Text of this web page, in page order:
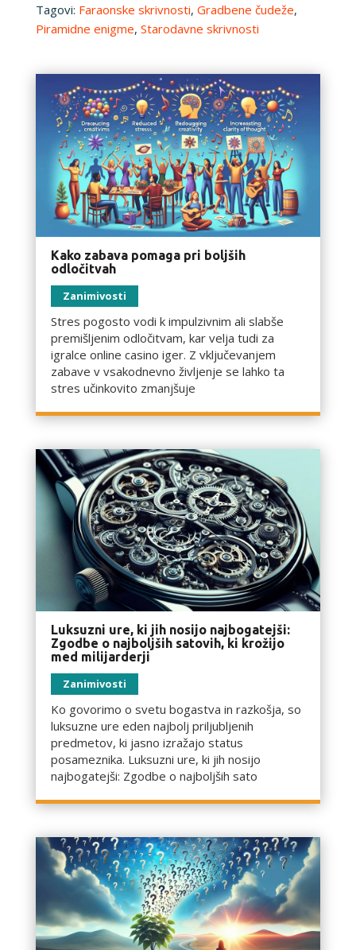
Tagovi: Faraonske skrivnosti, Gradbene čudeže,
Piramidne enigme, Starodavne skrivnosti
Kako zabava pomaga pri boljših
odločitvah
Zanimivosti
Stres pogosto vodi k impulzivnim ali slabše
premišljenim odločitvam, kar velja tudi za
igralce online casino iger. Z vključevanjem
zabave v vsakodnevno življenje se lahko ta
stres učinkovito zmanjšuje
Luksuzni ure, ki jih nosijo najbogatejši:
Zgodbe o najboljših satovih, ki krožijo
med milijarderji
Zanimivosti
Ko govorimo o svetu bogastva in razkošja, so
luksuzne ure eden najbolj priljubljenih
predmetov, ki jasno izražajo status
posameznika. Luksuzni ure, ki jih nosijo
najbogatejši: Zgodbe o najboljših sato